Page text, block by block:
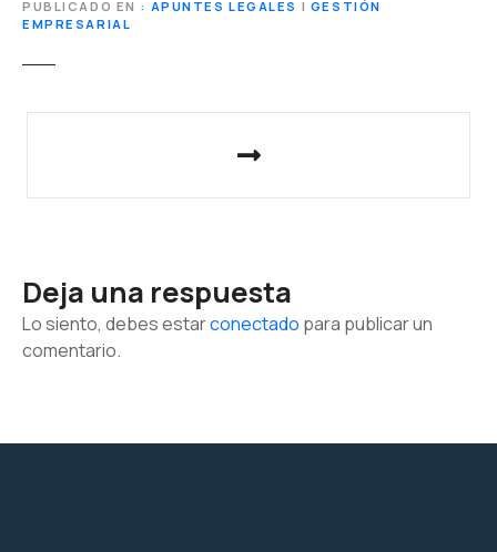
PUBLICADO EN APUNTES LEGALES | GESTIÓN
EMPRESARIAL
g
a
i
Deja una respuesta
Lo siento, debes estarconectado para publicar un
comentario.